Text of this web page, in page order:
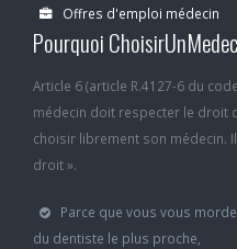
Offres d'emploi médecin
Pourquoi
Article 6 (article R.4127-6 du
médecin doit respecter le droit
choisir librement son médecin.
droit ».
Parce que vous vous
du dentiste le plus proche,